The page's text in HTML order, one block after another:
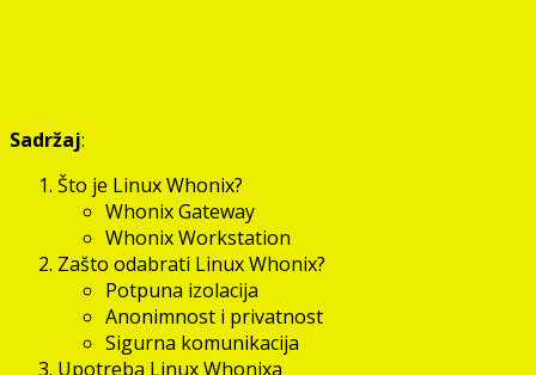
Sadržaj:
Što je Linux Whonix?
Whonix Gateway
Whonix Workstation
Zašto odabrati Linux Whonix?
Potpuna izolacija
Anonimnost i privatnost
Sigurna komunikacija
Upotreba Linux Whonixa